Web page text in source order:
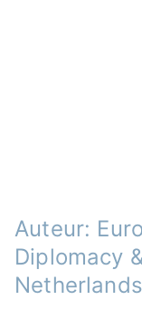
Auteur:
Diplomacy
Netherlands